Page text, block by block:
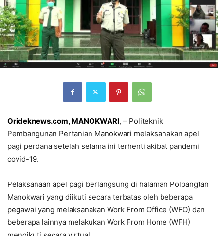
Orideknews.com, MANOKWARI, – Politeknik
Pembangunan Pertanian Manokwari melaksanakan apel
pagi perdana setelah selama ini terhenti akibat pandemi
covid-19.
Pelaksanaan apel pagi berlangsung di halaman Polbangtan
Manokwari yang diikuti secara terbatas oleh beberapa
pegawai yang melaksanakan Work From Office (WFO) dan
beberapa lainnya melakukan Work From Home (WFH)